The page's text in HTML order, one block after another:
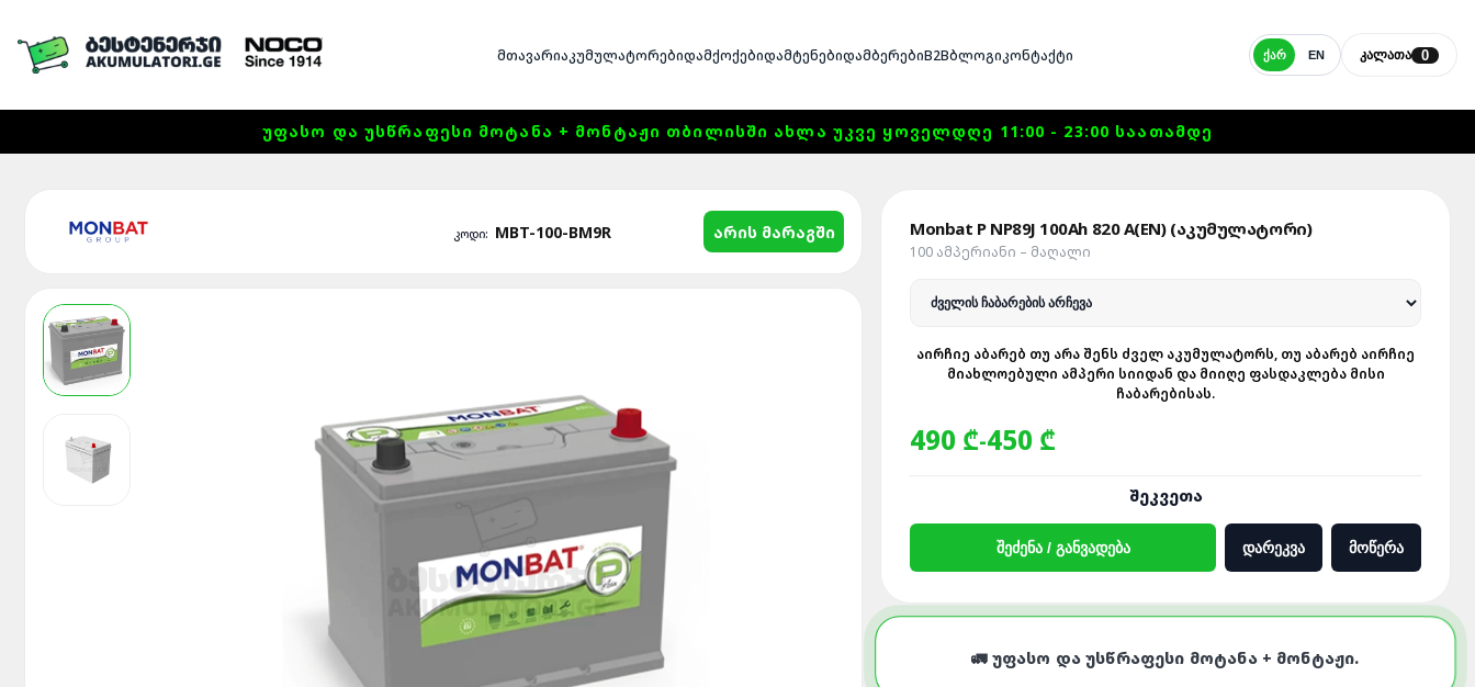
ᲛᲗᲐᲕᲐᲠᲘᲐᲙᲣᲛᲣᲚᲐᲢᲝᲠᲔᲑᲘᲓᲐᲛᲥᲝᲥᲔᲑᲘᲓᲐᲛᲢᲔᲜᲔᲑᲘᲓᲐᲛᲑᲔᲠᲔᲑᲘB2BᲑᲚᲝᲒᲘᲙᲝᲜᲢᲐᲥᲢᲘ ᲥᲐᲠ EN ᲙᲐᲚᲐᲗᲐ 0
ᲣᲤᲐᲡᲝ ᲓᲐ ᲣᲡᲬᲠᲐᲤᲔᲡᲘ ᲛᲝᲢᲐᲜᲐ + ᲛᲝᲜᲢᲐᲟᲘ ᲗᲑᲘᲚᲘᲡᲨᲘ ᲐᲮᲚᲐ ᲣᲙᲕᲔ ᲧᲝᲕᲔᲚᲓᲦᲔ 11:00 - 23:00 ᲡᲐᲐᲗᲐᲛᲓᲔ
კოდი: MBT-100-BM9R არის მარაგში Monbat P NP89J 100Ah 820 A(EN) (აკუმულატორი)
100 ᲐᲛᲞᲔᲠᲘᲐᲜᲘ – ᲛᲐᲦᲐᲚᲘ
ᲐᲘᲠᲩᲘᲔ ᲐᲑᲐᲠᲔᲑ ᲗᲣ ᲐᲠᲐ ᲨᲔᲜᲡ ᲫᲕᲔᲚ ᲐᲙᲣᲛᲣᲚᲐᲢᲝᲠᲡ, ᲗᲣ ᲐᲑᲐᲠᲔᲑ ᲐᲘᲠᲩᲘᲔ
ᲛᲘᲐᲮᲚᲝᲔᲑᲣᲚᲘ ᲐᲛᲞᲔᲠᲘ ᲡᲘᲘᲓᲐᲜ ᲓᲐ ᲛᲘᲘᲦᲔ ᲤᲐᲡᲓᲐᲙᲚᲔᲑᲐ ᲛᲘᲡᲘ
ᲩᲐᲑᲐᲠᲔᲑᲘᲡᲐᲡ.
490 ₾-450 ₾
ᲨᲔᲙᲕᲔᲗᲐ
ᲨᲔᲫᲔᲜᲐ / ᲒᲐᲜᲕᲐᲓᲔᲑᲐ ᲓᲐᲠᲔᲙᲕᲐ ᲛᲝᲬᲔᲠᲐ
🚛 ᲣᲤᲐᲡᲝ ᲓᲐ ᲣᲡᲬᲠᲐᲤᲔᲡᲘ ᲛᲝᲢᲐᲜᲐ + ᲛᲝᲜᲢᲐᲟᲘ.